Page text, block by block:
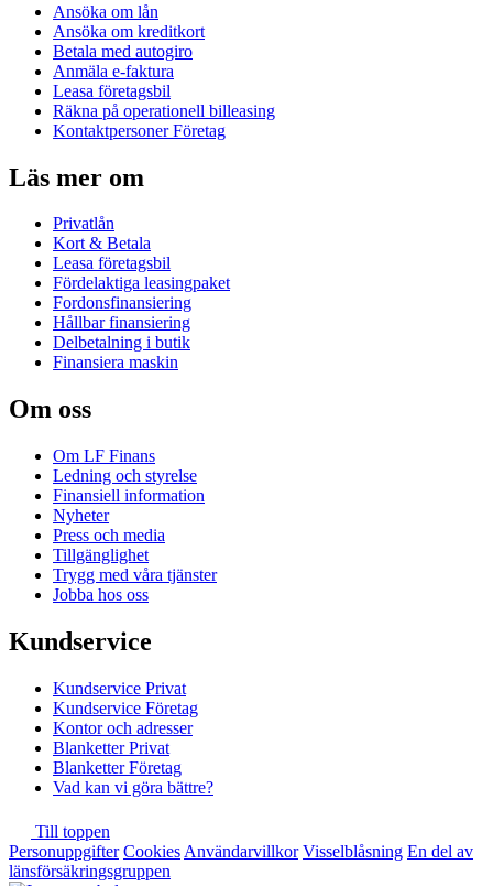
Ansöka om lån
Ansöka om kreditkort
Betala med autogiro
Anmäla e-faktura
Leasa företagsbil
Räkna på operationell billeasing
Kontaktpersoner Företag
Läs mer om
Privatlån
Kort & Betala
Leasa företagsbil
Fördelaktiga leasingpaket
Fordonsfinansiering
Hållbar finansiering
Delbetalning i butik
Finansiera maskin
Om oss
Om LF Finans
Ledning och styrelse
Finansiell information
Nyheter
Press och media
Tillgänglighet
Trygg med våra tjänster
Jobba hos oss
Kundservice
Kundservice Privat
Kundservice Företag
Kontor och adresser
Blanketter Privat
Blanketter Företag
Vad kan vi göra bättre?
Till toppen
Personuppgifter Cookies Användarvillkor Visselblåsning En del av
länsförsäkringsgruppen